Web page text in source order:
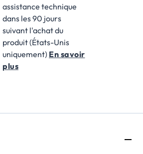
assistance technique
dans les 90 jours
suivant l'achat du
produit (États-Unis
uniquement) En savoir
plus